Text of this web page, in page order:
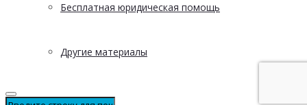
Бесплатная юридическая помощь
Другие материалы